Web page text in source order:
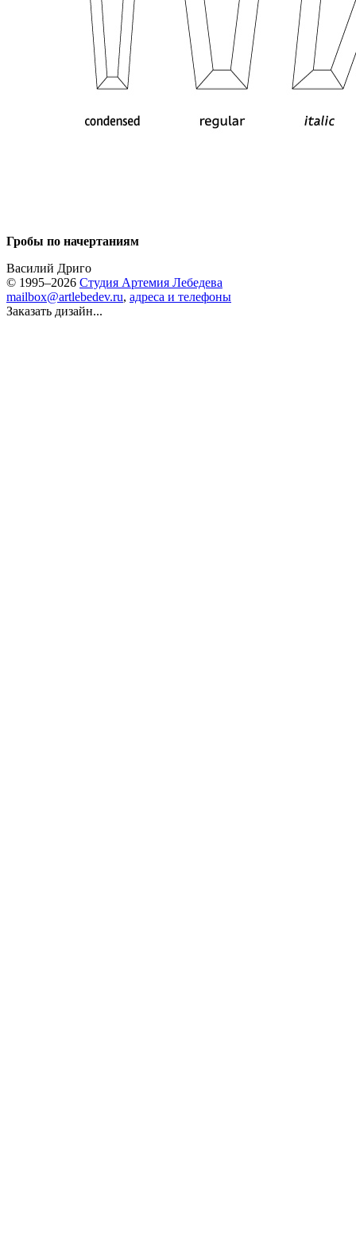
Гробы по начертаниям
Василий Дриго
© 1995–2026 Студия Артемия Лебедева
mailbox@artlebedev.ru, адреса и телефоны
Заказать дизайн...